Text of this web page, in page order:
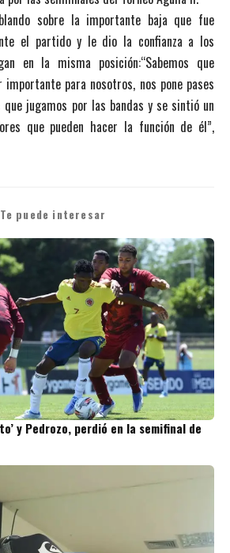
sobre la importante baja que fue
el partido y le dio la confianza a los
en la misma posición:“Sabemos que
para nosotros, nos pone pases
jugamos por las bandas y se sintió un
que pueden hacer la función de él”,
Te puede interesar
y Pedrozo, perdió en la semifinal de